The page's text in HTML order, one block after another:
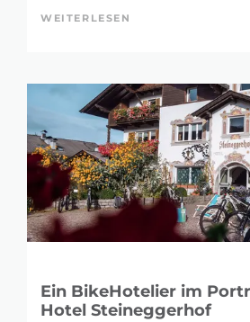
WEITERLESEN
Ein BikeHotelier im
Hotel Steineggerhof